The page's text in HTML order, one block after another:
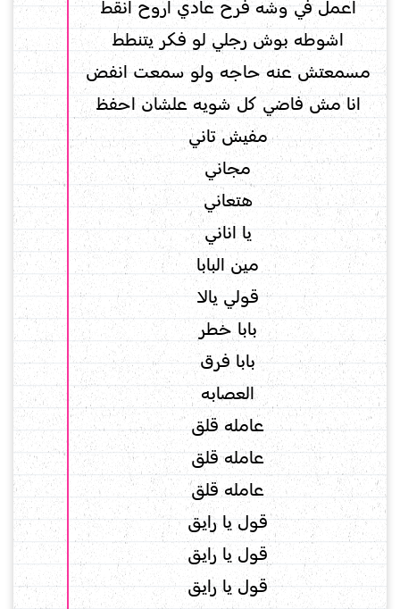
اعمل في وشه فرح عادي اروح انقط
اشوطه بوش رجلي لو فكر يتنطط
مسمعتش عنه حاجه ولو سمعت انفض
انا مش فاضي كل شويه علشان احفظ
مفيش تاني
مجاني
هتعاني
يا اناني
مين البابا
قولي يالا
بابا خطر
بابا فرق
العصابه
عامله قلق
عامله قلق
عامله قلق
قول يا رايق
قول يا رايق
قول يا رايق